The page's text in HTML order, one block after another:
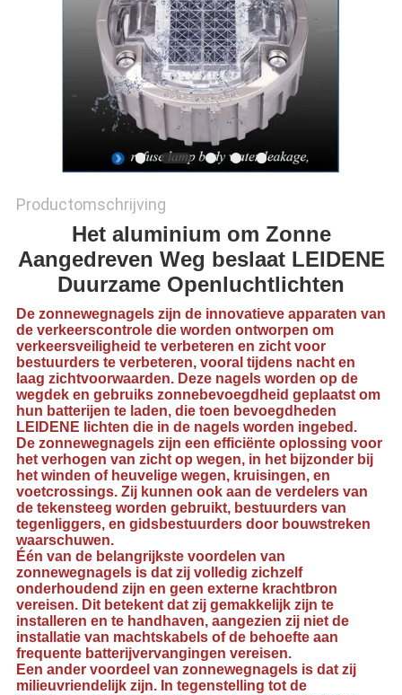
SITEMAP
PRIVACYBELEID
Productomschrijving
Het aluminium om Zonne
Aangedreven Weg beslaat LEIDENE
Duurzame Openluchtlichten
De zonnewegnagels zijn de innovatieve apparaten van
de verkeerscontrole die worden ontworpen om
verkeersveiligheid te verbeteren en zicht voor
bestuurders te verbeteren, vooral tijdens nacht en
laag zichtvoorwaarden. Deze nagels worden op de
wegdek en gebruiks zonnebevoegdheid geplaatst om
hun batterijen te laden, die toen bevoegdheden
LEIDENE lichten die in de nagels worden ingebed.
De zonnewegnagels zijn een efficiënte oplossing voor
het verhogen van zicht op wegen, in het bijzonder bij
het winden of heuvelige wegen, kruisingen, en
voetcrossings. Zij kunnen ook aan de verdelers van
de tekensteeg worden gebruikt, bestuurders van
tegenliggers, en gidsbestuurders door bouwstreken
waarschuwen.
Één van de belangrijkste voordelen van
zonnewegnagels is dat zij volledig zichzelf
onderhoudend zijn en geen externe krachtbron
vereisen. Dit betekent dat zij gemakkelijk zijn te
installeren en te handhaven, aangezien zij niet de
installatie van machtskabels of de behoefte aan
frequente batterijvervangingen vereisen.
Een ander voordeel van zonnewegnagels is dat zij
milieuvriendelijk zijn. In tegenstelling tot de